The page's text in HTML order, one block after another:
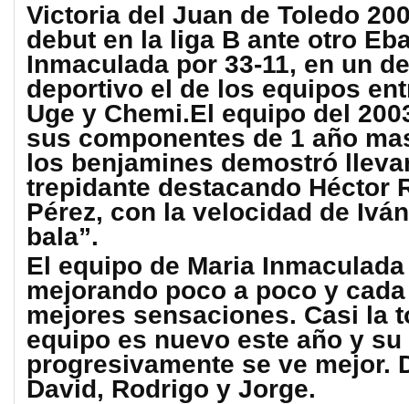
Victoria del Juan de Toledo
debut en la liga B ante otro
Inmaculada por 33-11, en un
deportivo el de los equipos
Uge y Chemi.El equipo del
sus componentes de 1 año
los benjamines demostró
trepidante destacando Héctor
Pérez, con la velocidad de
bala”.
El equipo de Maria
mejorando poco a poco y
mejores sensaciones. Casi la
equipo es nuevo este año y
progresivamente se ve mejor.
David, Rodrigo y Jorge.